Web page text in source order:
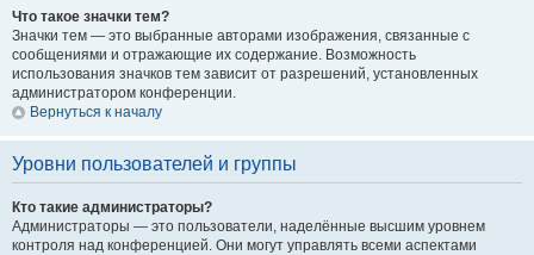
Что такое значки тем?
Значки тем — это выбранные авторами изображения, связанные с
сообщениями и отражающие их содержание. Возможность
использования значков тем зависит от разрешений, установленных
администратором конференции.
Вернуться к началу
Уровни пользователей и группы
Кто такие администраторы?
Администраторы — это пользователи, наделённые высшим уровнем
контроля над конференцией. Они могут управлять всеми аспектами